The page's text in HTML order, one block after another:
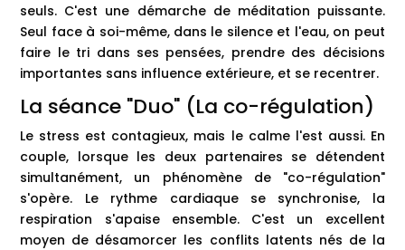
seuls. C'est une démarche de méditation puissante.
Seul face à soi-même, dans le silence et l'eau, on peut
faire le tri dans ses pensées, prendre des décisions
importantes sans influence extérieure, et se recentrer.
La séance "Duo" (La co-régulation)
Le stress est contagieux, mais le calme l'est aussi. En
couple, lorsque les deux partenaires se détendent
simultanément, un phénomène de "co-régulation"
s'opère. Le rythme cardiaque se synchronise, la
respiration s'apaise ensemble. C'est un excellent
moyen de désamorcer les conflits latents nés de la